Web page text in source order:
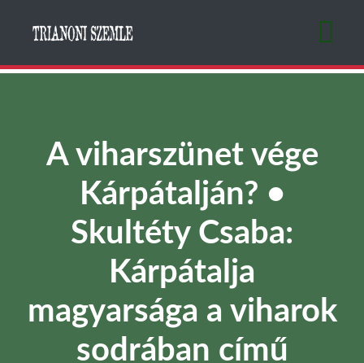
A viharszünet vége
Kárpátalján? •
Skultéty Csaba:
Kárpátalja
magyarsága a viharok
sodrában című